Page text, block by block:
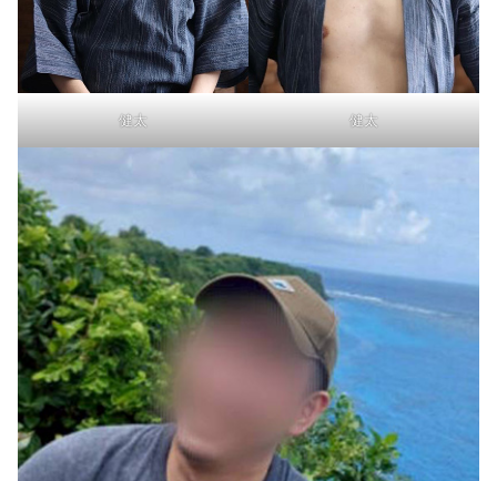
健太 健太